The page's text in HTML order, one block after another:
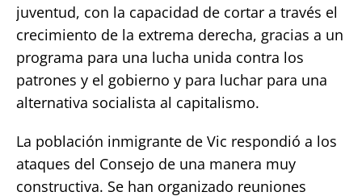
juventud, con la capacidad de cortar a través el
crecimiento de la extrema derecha, gracias a un
programa para una lucha unida contra los
patrones y el gobierno y para luchar para una
alternativa socialista al capitalismo.
La población inmigrante de Vic respondió a los
ataques del Consejo de una manera muy
constructiva. Se han organizado reuniones